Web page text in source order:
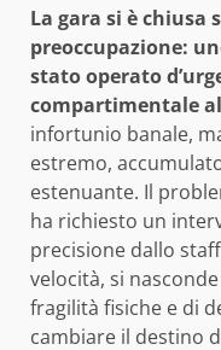
La gara si è chiusa
preoccupazione:
stato operato
compartimentale
infortunio banale,
estremo,
estenuante. Il
ha richiesto un
precisione dallo
velocità, si
fragilità fisiche e di
cambiare il destino